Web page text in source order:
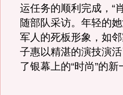
运任务的顺利完成，“
随部队采访。年轻的
军人的死板形象，如
子惠以精湛的演技演
了银幕上的“时尚”的新